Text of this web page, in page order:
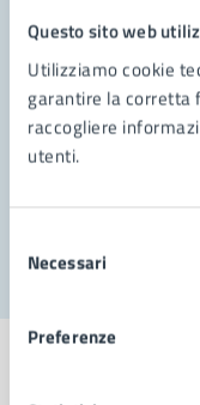
Questo sito web
Utilizziamo cookie
garantire la corretta
raccogliere
utenti.
delNecessari
Preferenze
Richiedi
Prenota
Problemi in città